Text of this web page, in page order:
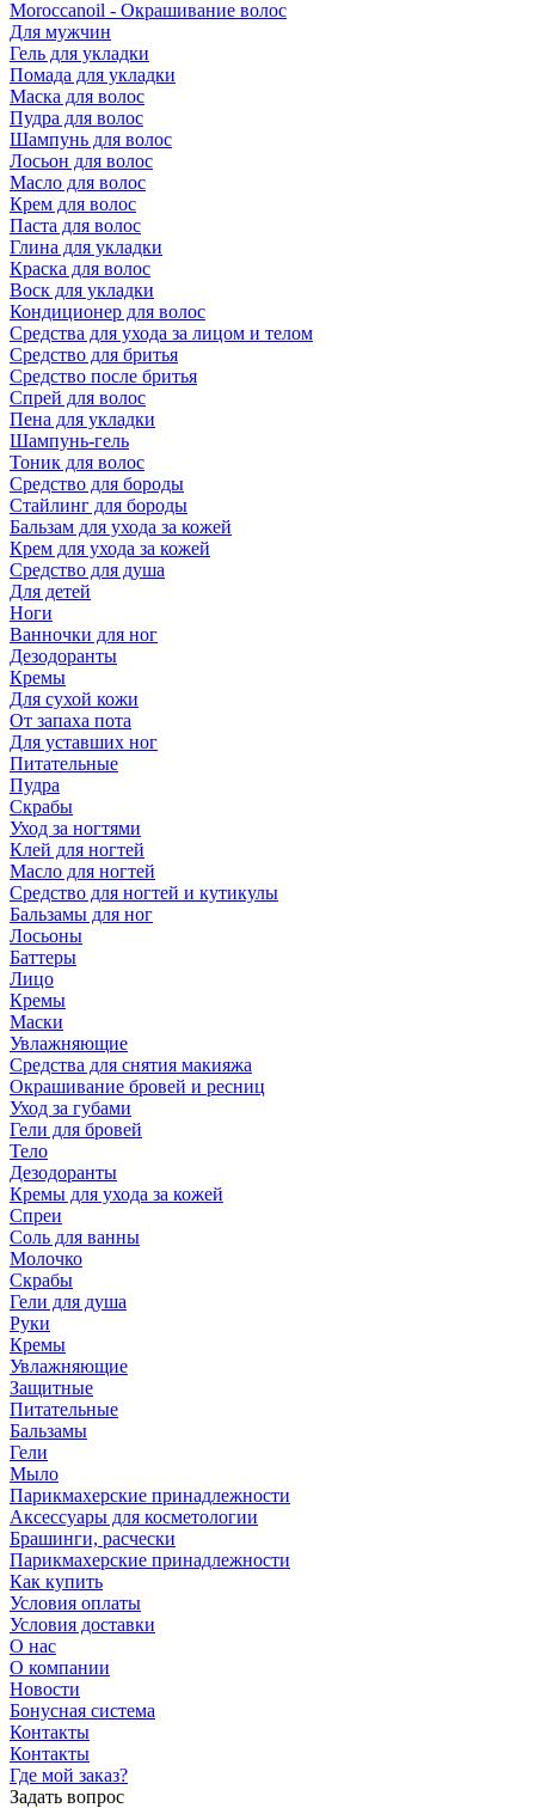
Moroccanoil - Окрашивание волос
Для мужчин
Гель для укладки
Помада для укладки
Маска для волос
Пудра для волос
Шампунь для волос
Лосьон для волос
Масло для волос
Крем для волос
Паста для волос
Глина для укладки
Краска для волос
Воск для укладки
Кондиционер для волос
Средства для ухода за лицом и телом
Средство для бритья
Средство после бритья
Спрей для волос
Пена для укладки
Шампунь-гель
Тоник для волос
Средство для бороды
Стайлинг для бороды
Бальзам для ухода за кожей
Крем для ухода за кожей
Средство для душа
Для детей
Ноги
Ванночки для ног
Дезодоранты
Кремы
Для сухой кожи
От запаха пота
Для уставших ног
Питательные
Пудра
Скрабы
Уход за ногтями
Клей для ногтей
Масло для ногтей
Средство для ногтей и кутикулы
Бальзамы для ног
Лосьоны
Баттеры
Лицо
Кремы
Маски
Увлажняющие
Средства для снятия макияжа
Окрашивание бровей и ресниц
Уход за губами
Гели для бровей
Тело
Дезодоранты
Кремы для ухода за кожей
Спреи
Соль для ванны
Молочко
Скрабы
Гели для душа
Руки
Кремы
Увлажняющие
Защитные
Питательные
Бальзамы
Гели
Мыло
Парикмахерские принадлежности
Аксессуары для косметологии
Брашинги, расчески
Парикмахерские принадлежности
Как купить
Условия оплаты
Условия доставки
О нас
О компании
Новости
Бонусная система
Контакты
Контакты
Где мой заказ?
Задать вопрос